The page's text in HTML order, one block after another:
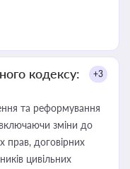
кодексу:
+3
та реформування
зміни до
прав, договірних
цивільних